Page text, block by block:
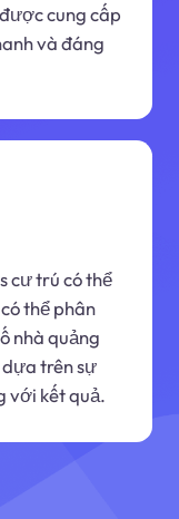
cung cấp
và đáng
cư trú có thể
thể phân
nhà quảng
dựa trên sự
với kết quả.